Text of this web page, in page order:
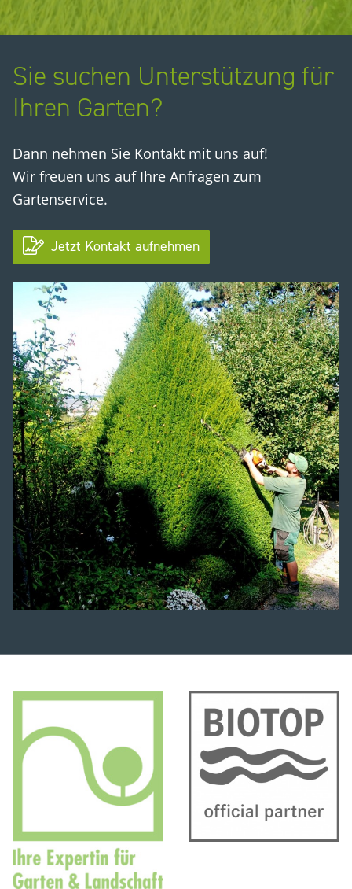
Sie suchen Unterstützung für
Ihren Garten?
Dann nehmen Sie Kontakt mit uns auf!
Wir freuen uns auf Ihre Anfragen zum
Gartenservice.
Jetzt Kontakt aufnehmen